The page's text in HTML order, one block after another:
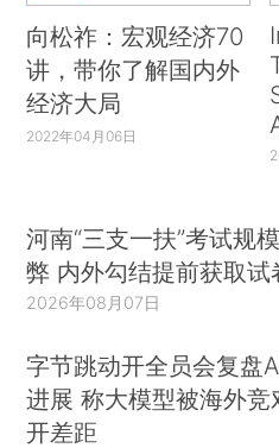
向松祚：宏观经济70
讲，带你了解国内外
经济大局
2022年04月06日
河南“三支一扶”考试规
弊 内外勾结提前获取试
2026年08月07日
字节跳动开全员会复盘
进展 称大模型被海外竞
开差距